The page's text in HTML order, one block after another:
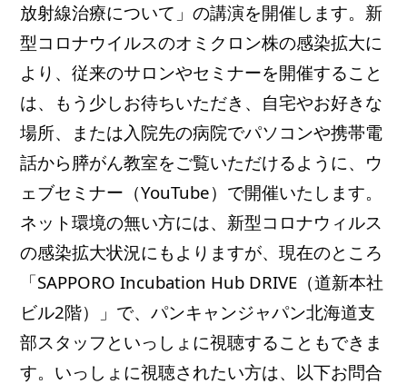
放射線治療について」の講演を開催します。新
型コロナウイルスのオミクロン株の感染拡大に
より、従来のサロンやセミナーを開催すること
は、もう少しお待ちいただき、自宅やお好きな
場所、または入院先の病院でパソコンや携帯電
話から膵がん教室をご覧いただけるように、ウ
ェブセミナー（YouTube）で開催いたします。
ネット環境の無い方には、新型コロナウィルス
の感染拡大状況にもよりますが、現在のところ
「SAPPORO Incubation Hub DRIVE（道新本社
ビル2階）」で、パンキャンジャパン北海道支
部スタッフといっしょに視聴することもできま
す。いっしょに視聴されたい方は、以下お問合